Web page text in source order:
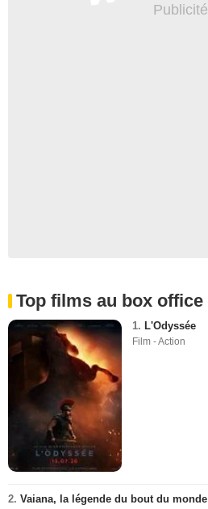
Top films au box office
1. L'Odyssée
Film - Action
2. Vaiana, la légende du bout du monde